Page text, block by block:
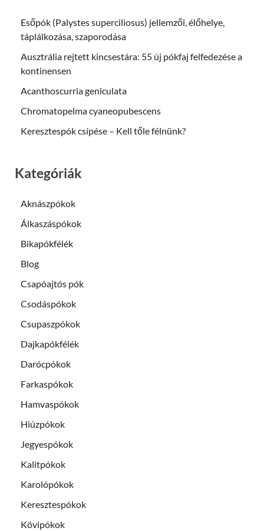
Esőpók (Palystes superciliosus) jellemzői, élőhelye,
táplálkozása, szaporodása
Ausztrália rejtett kincsestára: 55 új pókfaj felfedezése a
kontinensen
Acanthoscurria geniculata
Chromatopelma cyaneopubescens
Keresztespók csípése – Kell tőle félnünk?
Kategóriák
Aknászpókok
Álkaszáspókok
Bikapókfélék
Blog
Csapóajtós pók
Csodáspókok
Csupaszpókok
Dajkapókfélék
Darócpókok
Farkaspókok
Hamvaspókok
Hiúzpókok
Jegyespókok
Kalitpókok
Karolópókok
Keresztespókok
Kövipókok